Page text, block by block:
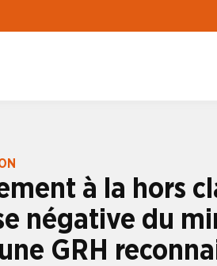
à la hors
négative du
GRH